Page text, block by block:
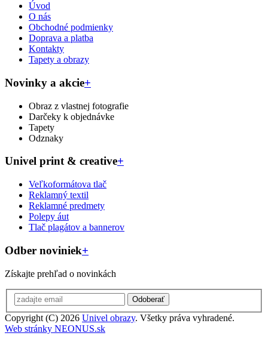
Úvod
O nás
Obchodné podmienky
Doprava a platba
Kontakty
Tapety a obrazy
Novinky a akcie+
Obraz z vlastnej fotografie
Darčeky k objednávke
Tapety
Odznaky
Univel print & creative+
Veľkoformátova tlač
Reklamný textil
Reklamné predmety
Polepy áut
Tlač plagátov a bannerov
Odber noviniek+
Získajte prehľad o novinkách
Odoberať
Copyright (C) 2026 Univel obrazy. Všetky práva vyhradené.
Web stránky NEONUS.sk